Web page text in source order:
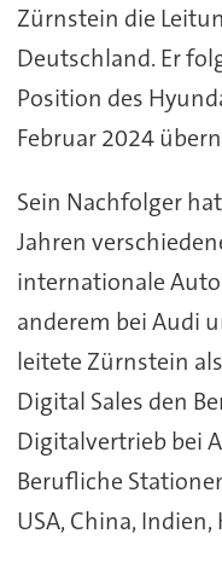
Zürnstein die
Deutschland. Er
Position des
Februar 2024
Sein Nachfolger
Jahren
internationale
anderem bei Audi
leitete Zürnstein
Digital Sales den
Digitalvertrieb bei
Berufliche
USA, China,